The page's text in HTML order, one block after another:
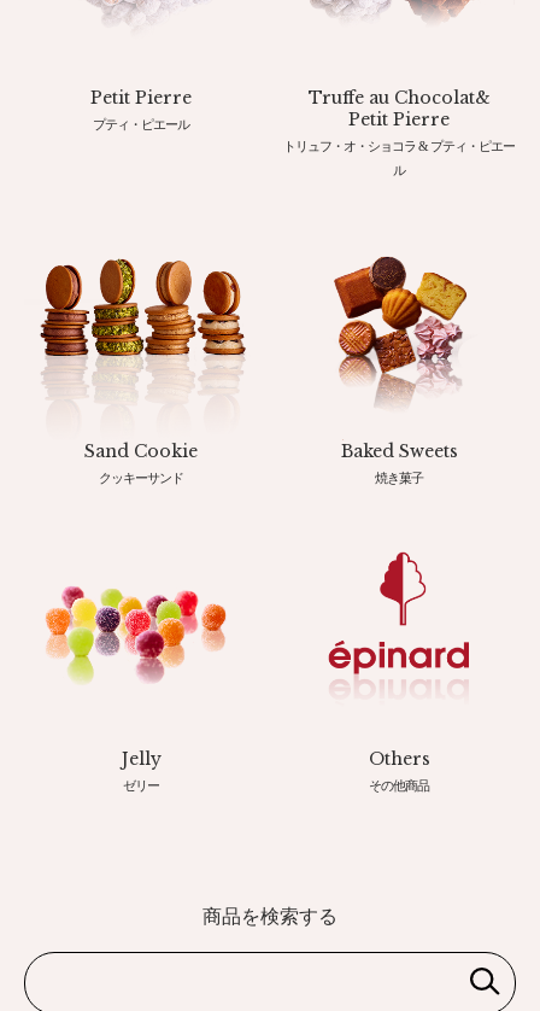
Petit Pierre
プティ・ピエール
Truffe au Chocolat&
Petit Pierre
トリュフ・オ・ショコラ & プティ・ピエー
ル
Sand Cookie
クッキーサンド
Baked Sweets
焼き菓子
Jelly
ゼリー
Others
その他商品
商品を検索する